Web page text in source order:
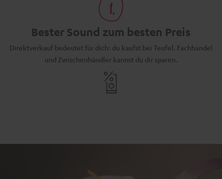
Bester Sound zum besten Preis
Direktverkauf bedeutet für dich: du kaufst bei Teufel. Fachhandel
und Zwischenhändler kannst du dir sparen.